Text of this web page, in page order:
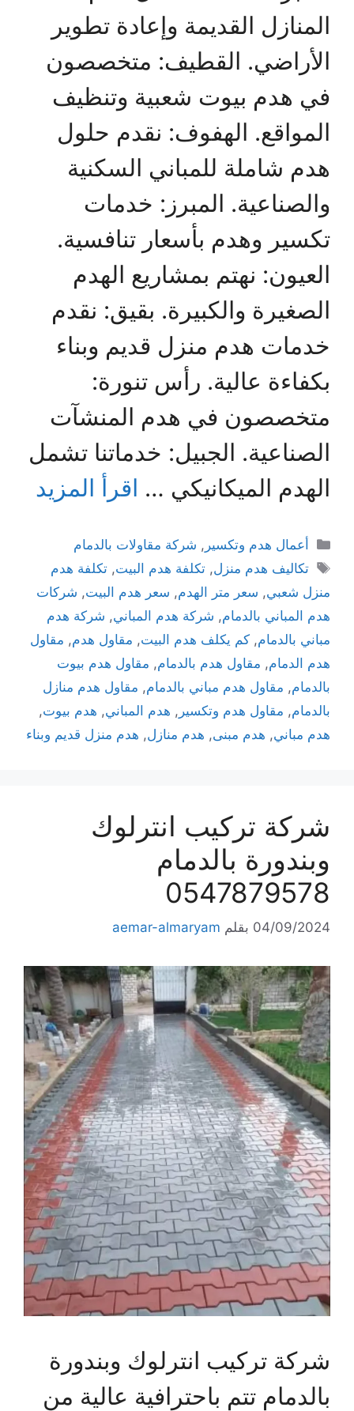
المنازل القديمة وإعادة تطوير
الأراضي. القطيف: متخصصون
في هدم بيوت شعبية وتنظيف
المواقع. الهفوف: نقدم حلول
هدم شاملة للمباني السكنية
والصناعية. المبرز: خدمات
تكسير وهدم بأسعار تنافسية.
العيون: نهتم بمشاريع الهدم
الصغيرة والكبيرة. بقيق: نقدم
خدمات هدم منزل قديم وبناء
بكفاءة عالية. رأس تنورة:
متخصصون في هدم المنشآت
الصناعية. الجبيل: خدماتنا تشمل
الهدم الميكانيكي … اقرأ المزيد
أعمال هدم وتكسير , شركة مقاولات بالدمام
تكاليف هدم منزل,تكلفة هدم البيت,تكلفة هدم
منزل شعبي, سعر متر الهدم, سعر هدم البيت, شركات
هدم المباني بالدمام, شركة هدم المباني, شركة هدم
مباني بالدمام, كم يكلف هدم البيت, مقاول هدم, مقاول
هدم الدمام, مقاول هدم بالدمام, مقاول هدم بيوت
بالدمام, مقاول هدم مباني بالدمام, مقاول هدم منازل
بالدمام, مقاول هدم وتكسير , هدم المباني, هدم بيوت,
هدم مباني, هدم مبنى, هدم منازل, هدم منزل قديم وبناء
شركة تركيب انترلوك
وبندورة بالدمام
0547879578
04/09/2024 بقلم aemar-almaryam
شركة تركيب انترلوك وبندورة
بالدمام تتم باحترافية عالية من